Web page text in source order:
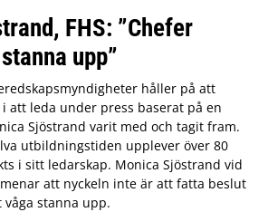
FHS: ”Chefer
upp”
håller på att
att leda under press baserat på en
Sjöstrand varit med och tagit fram.
utbildningstiden upplever över 80
i sitt ledarskap. Monica Sjöstrand vid
att nyckeln inte är att fatta beslut
stanna upp.